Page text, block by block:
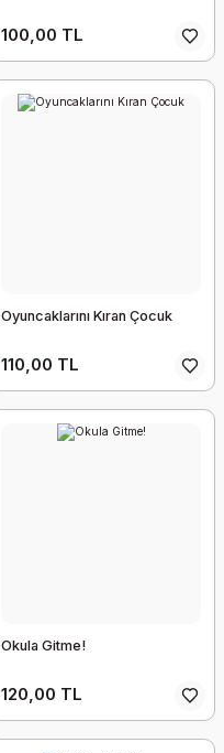
100,00 TL
Oyuncaklarını Kıran Çocuk
110,00 TL
Okula Gitme!
120,00 TL